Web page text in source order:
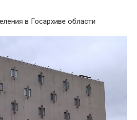
в Госархиве области